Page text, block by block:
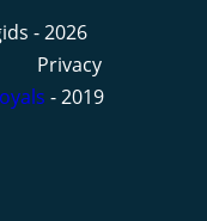
- 2026
Privacy
- 2019